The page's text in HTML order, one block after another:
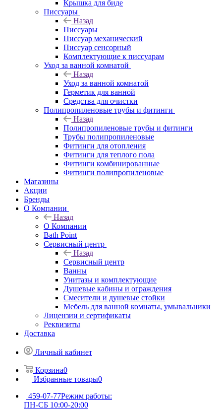
Крышка для биде
Писсуары
Назад
Писсуары
Писсуар механический
Писсуар сенсорный
Комплектующие к писсуарам
Уход за ванной комнатой
Назад
Уход за ванной комнатой
Герметик для ванной
Средства для очистки
Полипропиленовые трубы и фитинги
Назад
Полипропиленовые трубы и фитинги
Трубы полипропиленовые
Фитинги для отопления
Фитинги для теплого пола
Фитинги комбинированные
Фитинги полипропиленовые
Магазины
Акции
Бренды
О Компании
Назад
О Компании
Bath Point
Сервисный центр
Назад
Сервисный центр
Ванны
Унитазы и комплектующие
Душевые кабины и ограждения
Смесители и душевые стойки
Мебель для ванной комнаты, умывальники
Лицензии и сертификаты
Реквизиты
Доставка
Личный кабинет
Корзина0
Избранные товары0
459-07-77Режим работы:
ПН-СБ 10:00-20:00